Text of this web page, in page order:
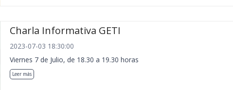
Charla Informativa GETI
2023-07-03 18:30:00
Viernes 7 de Julio, de 18.30 a 19.30 horas
Leer más